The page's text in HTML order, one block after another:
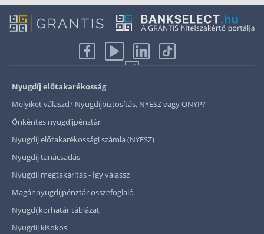
Nyugdíj előtakarékosság
Melyiket válaszd? Nyugdíjbiztosítás, NYESZ vagy ÖNYP?
Önkéntes nyugdíjpénztár
Nyugdíj előtakarékossági számla (NYESZ)
Nyugdíj tanácsadás
Nyugdíj megtakarítás - Így válassz
Magánnyugdíjpénztár összefoglaló
Nyugdíjkorhatár táblázat
Nyugdíj kisokos